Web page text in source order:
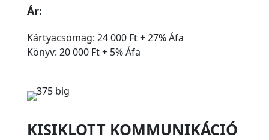
Ár:
Kártyacsomag: 24 000 Ft + 27% Áfa
Könyv: 20 000 Ft + 5% Áfa
KISIKLOTT KOMMUNIKÁCIÓ